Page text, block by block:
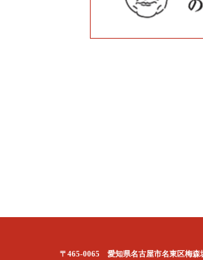
〒465-0065 愛知県名古屋市名東区梅